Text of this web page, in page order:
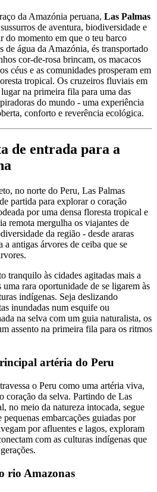
da Amazónia peruana, Las Palmas
de aventura, biodiversidade e
do momento em que o teu barco
de água da Amazónia, és transportado
cor-de-rosa brincam, os macacos
céus e as comunidades prosperam em
tropical. Os cruzeiros fluviais em
na primeira fila para uma das
do mundo - uma experiência
conforto e reverência ecológica.
de entrada para a
no norte do Peru, Las Palmas
partida para explorar o coração
por uma densa floresta tropical e
remota mergulha os viajantes de
da região - desde araras
a antigas árvores de ceiba que se
tranquilo às cidades agitadas mais a
rara oportunidade de se ligarem às
indígenas. Seja deslizando
inundadas num esquife ou
na selva com um guia naturalista, os
assento na primeira fila para os ritmos
artéria do Peru
o Peru como uma artéria viva,
coração da selva. Partindo de Las
no meio da natureza intocada, segue
embarcações guiadas por
por afluentes e lagos, exploram
com as culturas indígenas que
rio Amazonas